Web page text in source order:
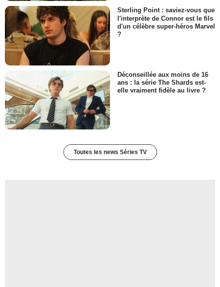
Sterling Point : saviez-vous que
l'interprète de Connor est le fils
d'un célèbre super-héros Marvel
?
Déconseillée aux moins de 16
ans : la série The Shards est-
elle vraiment fidèle au livre ?
Toutes les news Séries TV